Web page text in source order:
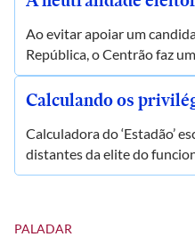
Ao evitar apoiar um
República, o Centrão faz
Calculando os
Calculadora do ‘Estadão’
distantes da elite do
PALADAR